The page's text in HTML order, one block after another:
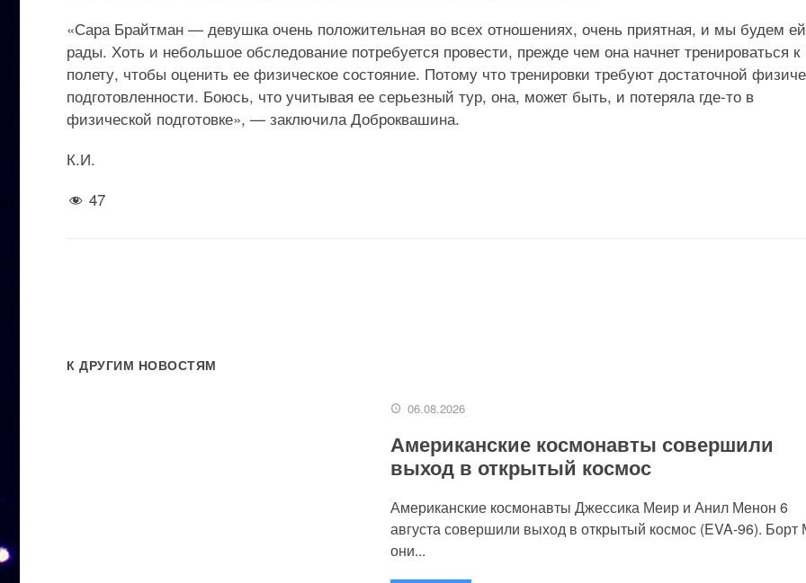
«Сара Брайтман — девушка очень положительная во всех отношениях, очень приятная, и мы будем ей
рады. Хоть и небольшое обследование потребуется провести, прежде чем она начнет тренироваться к
полету, чтобы оценить ее физическое состояние. Потому что тренировки требуют достаточной
подготовленности. Боюсь, что учитывая ее серьезный тур, она, может быть, и потеряла где-то в
физической подготовке», — заключила Доброквашина.
К.И.
47
К ДРУГИМ НОВОСТЯМ
06.08.2026
Американские космонавты совершили
выход в открытый космос
Американские космонавты Джессика Меир и Анил Менон 6
августа совершили выход в открытый космос (EVA-96).
они...